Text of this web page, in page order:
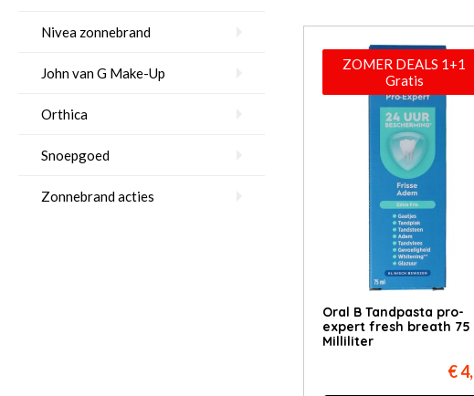
Nivea zonnebrand
John van G Make-Up
Orthica
Snoepgoed
Zonnebrand acties
ZOMER DEALS 1+1
Gratis
Oral B Tandpasta pro-
expert fresh breath 75
Milliliter
€